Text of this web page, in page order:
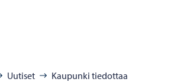
Uutiset Kaupunki tiedottaa